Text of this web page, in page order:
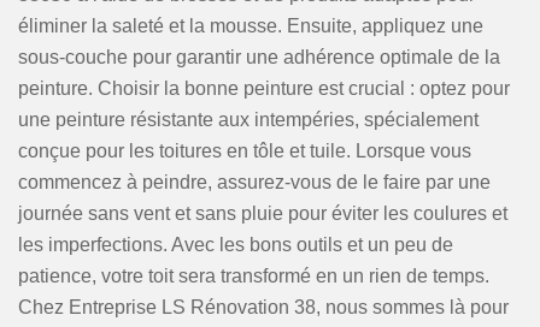
éliminer la saleté et la mousse. Ensuite, appliquez une
sous-couche pour garantir une adhérence optimale de la
peinture. Choisir la bonne peinture est crucial : optez pour
une peinture résistante aux intempéries, spécialement
conçue pour les toitures en tôle et tuile. Lorsque vous
commencez à peindre, assurez-vous de le faire par une
journée sans vent et sans pluie pour éviter les coulures et
les imperfections. Avec les bons outils et un peu de
patience, votre toit sera transformé en un rien de temps.
Chez Entreprise LS Rénovation 38, nous sommes là pour